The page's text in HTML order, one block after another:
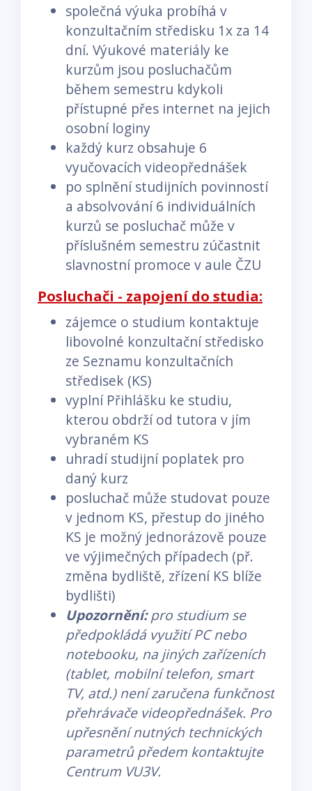
společná výuka probíhá v
konzultačním středisku 1x za 14
dní. Výukové materiály ke
kurzům jsou posluchačům
během semestru kdykoli
přístupné přes internet na jejich
osobní loginy
každý kurz obsahuje 6
vyučovacích videopřednášek
po splnění studijních povinností
a absolvování 6 individuálních
kurzů se posluchač může v
příslušném semestru zúčastnit
slavnostní promoce v aule ČZU
Posluchači - zapojení do studia:
zájemce o studium kontaktuje
libovolné konzultační středisko
ze Seznamu konzultačních
středisek (KS)
vyplní Přihlášku ke studiu,
kterou obdrží od tutora v jím
vybraném KS
uhradí studijní poplatek pro
daný kurz
posluchač může studovat pouze
v jednom KS, přestup do jiného
KS je možný jednorázově pouze
ve výjimečných případech (př.
změna bydliště, zřízení KS blíže
bydlišti)
Upozornění:pro studium se
předpokládá využití PC nebo
notebooku, na jiných zařízeních
(tablet, mobilní telefon, smart
TV, atd.) není zaručena funkčnost
přehrávače videopřednášek. Pro
upřesnění nutných technických
parametrů předem kontaktujte
Centrum VU3V.